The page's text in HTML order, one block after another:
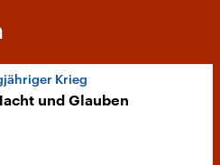
Krieg
und Glauben